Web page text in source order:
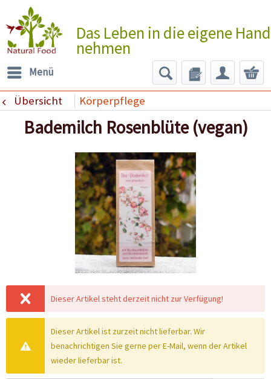
Das Leben in die eigene Hand
nehmen
Menü
Übersicht Körperpflege
Bademilch Rosenblüte (vegan)
Dieser Artikel steht derzeit nicht zur Verfügung!
Dieser Artikel ist zurzeit nicht lieferbar. Wir
benachrichtigen Sie gerne per E-Mail, wenn der Artikel
wieder lieferbar ist.